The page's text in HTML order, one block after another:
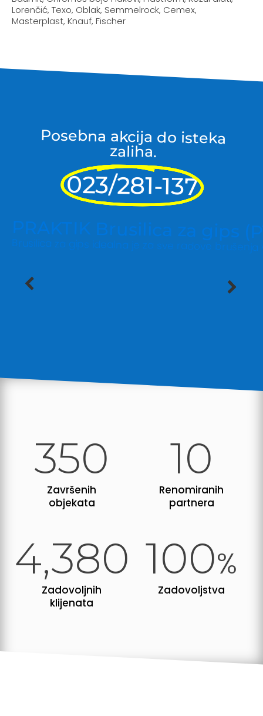
Lorenčić, Texo, Oblak, Semmelrock, Cemex,
Masterplast, Knauf, Fischer
Posebna akcija do isteka
zaliha.
023/281-137
PRAKTIK Brusilica za gips
Brusilica za gips idealna je za sve radove
350
Završenih
objekata
10
Renomiranih
partnera
4,380
Zadovoljnih
klijenata
100%
Zadovoljstva